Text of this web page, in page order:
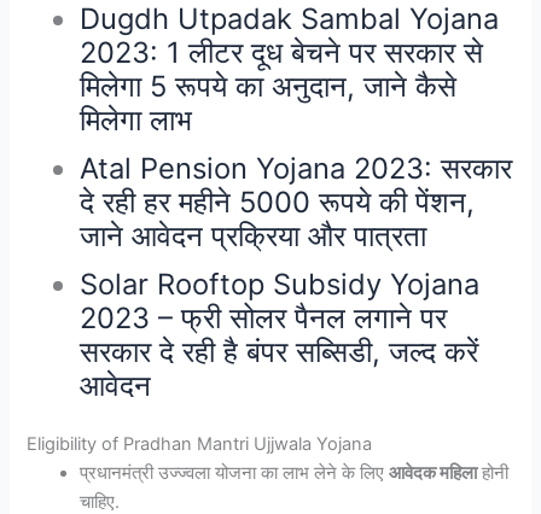
Dugdh Utpadak Sambal Yojana
2023: 1 लीटर दूध बेचने पर सरकार से
मिलेगा 5 रूपये का अनुदान, जाने कैसे
मिलेगा लाभ
Atal Pension Yojana 2023: सरकार
दे रही हर महीने 5000 रूपये की पेंशन,
जाने आवेदन प्रक्रिया और पात्रता
Solar Rooftop Subsidy Yojana
2023 – फ्री सोलर पैनल लगाने पर
सरकार दे रही है बंपर सब्सिडी, जल्द करें
आवेदन
Eligibility of Pradhan Mantri Ujjwala Yojana
प्रधानमंत्री उज्ज्वला योजना का लाभ लेने के लिएआवेदक महिलाहोनी
चाहिए.